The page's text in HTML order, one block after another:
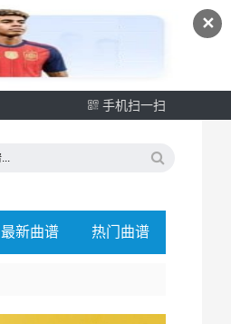
✕
手机扫一扫
最新曲谱 热门曲谱